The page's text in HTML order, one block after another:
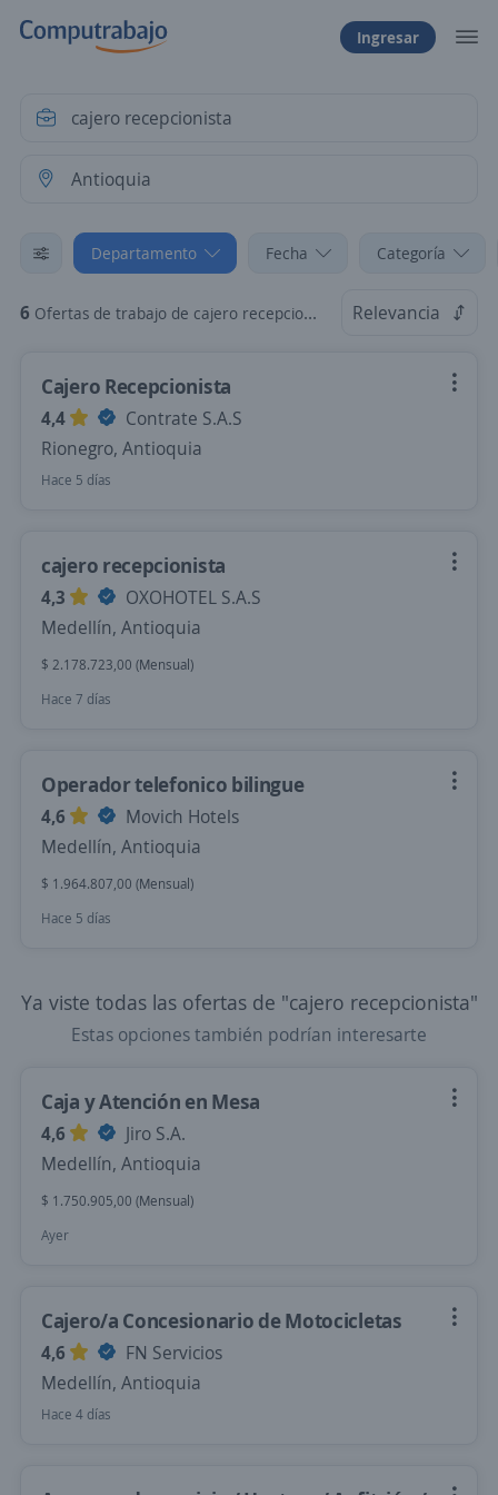
Ingresar
Departamento Fecha Categoría
6 Ofertas de trabajo de cajero recepcionista en Antioquia Relevancia
Cajero Recepcionista
4,4
Contrate S.A.S
Rionegro, Antioquia
Hace 5 días
cajero recepcionista
4,3
OXOHOTEL S.A.S
Medellín, Antioquia
$ 2.178.723,00 (Mensual)
Hace 7 días
Operador telefonico bilingue
4,6
Movich Hotels
Medellín, Antioquia
$ 1.964.807,00 (Mensual)
Hace 5 días
Ya viste todas las ofertas de "cajero recepcionista"
Estas opciones también podrían interesarte
Caja y Atención en Mesa
4,6
Jiro S.A.
Medellín, Antioquia
$ 1.750.905,00 (Mensual)
Ayer
Cajero/a Concesionario de Motocicletas
4,6
FN Servicios
Medellín, Antioquia
Hace 4 días